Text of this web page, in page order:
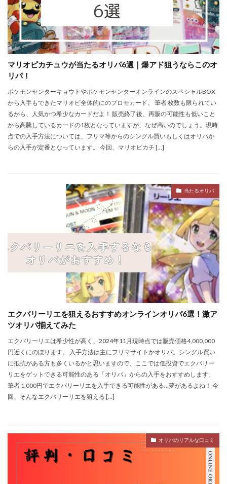
マリオピカチュウが当たるオリパ6選｜爆アド狙うならこのオ
リパ！
ポケモンセンターキョウトやポケモンセンターオンラインのスペシャルBOX
から入手もできたマリオピ全体的にのプロモカード。 筆者 枚数も限られてい
るから、人気かつ希少なカードだよ！ 販売終了後、再販の可能性も低いこと
から高騰しているカードの1枚となっていますが、なぜ高いのでしょう。現時
点での入手方法については、フリマ等からのシングル買いもしくはオリパか
らの入手が定番となっています。 今回、マリオピカチ […]
当たるオリパ
エクバリーリエを狙えるおすすめオンラインオリパ6選！激ア
ツオリパ揃えてみた
エクバリーリエは希少性が高く、2024年11月現時点では販売価格4,000,000
円近くにのぼります。 入手方法は主にフリマサイトかオリパ。シングル買い
に抵抗がある方も多くいるかと思いますので、ここでは低投資でエクバリー
リエをゲットできる可能性のある「オリパ」からの入手をおすすめします。
筆者 1,000円でエクバリーリエを入手できる可能性がある…夢があるよね！ 今
回、そんなエクバリーリエを狙える […]
オリパのリアルな口コミ